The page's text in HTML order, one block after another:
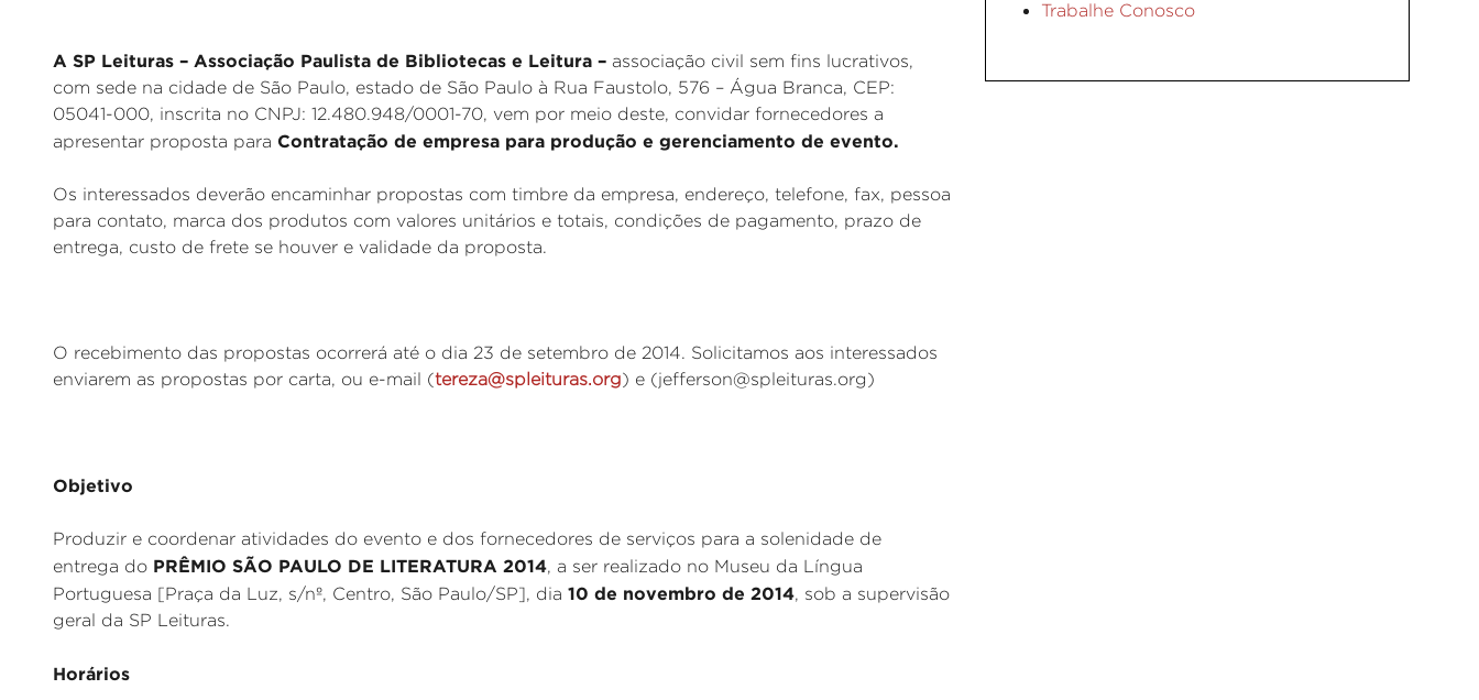
A SP Leituras – Associação Paulista de Bibliotecas e Leitura – associação civil sem fins lucrativos,
com sede na cidade de São Paulo, estado de São Paulo à Rua Faustolo, 576 – Água Branca, CEP:
05041-000, inscrita no CNPJ: 12.480.948/0001-70, vem por meio deste, convidar fornecedores a
apresentar proposta para Contratação de empresa para produção e gerenciamento de evento.
Os interessados deverão encaminhar propostas com timbre da empresa, endereço, telefone, fax, pessoa
para contato, marca dos produtos com valores unitários e totais, condições de pagamento, prazo de
entrega, custo de frete se houver e validade da proposta.
O recebimento das propostas ocorrerá até o dia 23 de setembro de 2014. Solicitamos aos interessados
enviarem as propostas por carta, ou e-mail (tereza@spleituras.org) e (jefferson@spleituras.org)
Objetivo
Produzir e coordenar atividades do evento e dos fornecedores de serviços para a solenidade de
entrega do PRÊMIO SÃO PAULO DE LITERATURA 2014, a ser realizado no Museu da Língua
Portuguesa [Praça da Luz, s/nº, Centro, São Paulo/SP], dia 10 de novembro de 2014, sob a supervisão
geral da SP Leituras.
Horários
Trabalhe Conosco